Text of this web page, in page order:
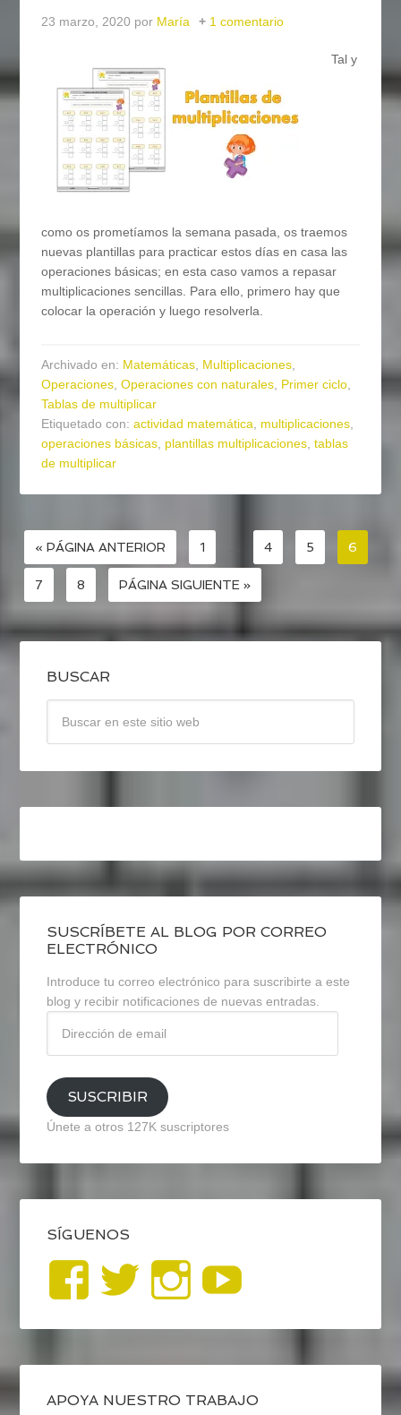
23 marzo, 2020 por María 1 comentario
Tal y
como os prometíamos la semana pasada, os traemos
nuevas plantillas para practicar estos días en casa las
operaciones básicas; en esta caso vamos a repasar
multiplicaciones sencillas. Para ello, primero hay que
colocar la operación y luego resolverla.
Archivado en: Matemáticas Multiplicaciones
Operaciones ,Operaciones con naturales Primer ciclo
Tablas de multiplicar
Etiquetado con:actividad matemática multiplicaciones
operaciones básicas plantillas multiplicaciones ,tablas
de multiplicar
« PÁGINA ANTERIOR 1 4 5 6
7 8 PÁGINA SIGUIENTE »
BUSCAR
SUSCRÍBETE AL BLOG POR CORREO
ELECTRÓNICO
Introduce tu correo electrónico para suscribirte a este
blog y recibir notificaciones de nuevas entradas.
email
SUSCRIBIR
Únete a otros 127K suscriptores
SÍGUENOS
Ver
perfil
de
Ver
perfil
de
Ver
perfil
de
APOYA NUESTRO TRABAJO